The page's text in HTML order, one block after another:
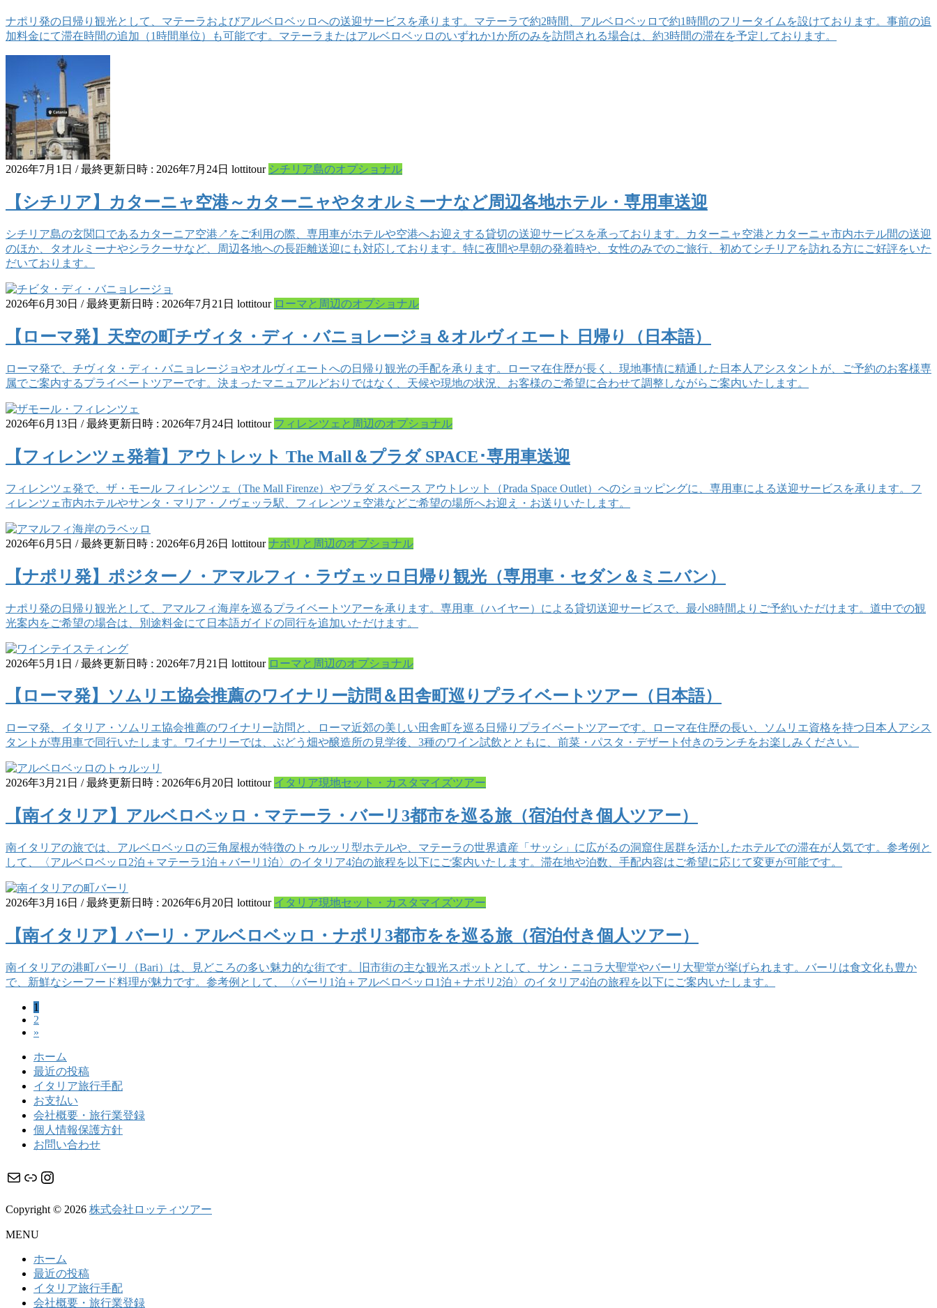
ナポリ発の日帰り観光として、マテーラおよびアルベロベッロへの送迎サービスを承ります。マテーラで約2時間、アルベロベッロで約1時間のフリータイムを設けております。事前の追
加料金にて滞在時間の追加（1時間単位）も可能です。マテーラまたはアルベロベッロのいずれか1か所のみを訪問される場合は、約3時間の滞在を予定しております。
2026年7月1日 / 最終更新日時 : 2026年7月24日 lottitour シチリア島のオプショナル
【シチリア】カターニャ空港～カターニャやタオルミーナなど周辺各地ホテル・専用車送迎
シチリア島の玄関口であるカターニア空港↗をご利用の際、専用車がホテルや空港へお迎えする貸切の送迎サービスを承っております。カターニャ空港とカターニャ市内ホテル間の送迎
のほか、タオルミーナやシラクーサなど、周辺各地への長距離送迎にも対応しております。特に夜間や早朝の発着時や、女性のみでのご旅行、初めてシチリアを訪れる方にご好評をいた
だいております。
2026年6月30日 / 最終更新日時 : 2026年7月21日 lottitour ローマと周辺のオプショナル
【ローマ発】天空の町チヴィタ・ディ・バニョレージョ＆オルヴィエート 日帰り（日本語）
ローマ発で、チヴィタ・ディ・バニョレージョやオルヴィエートへの日帰り観光の手配を承ります。ローマ在住歴が長く、現地事情に精通した日本人アシスタントが、ご予約のお客様専
属でご案内するプライベートツアーです。決まったマニュアルどおりではなく、天候や現地の状況、お客様のご希望に合わせて調整しながらご案内いたします。
2026年6月13日 / 最終更新日時 : 2026年7月24日 lottitour フィレンツェと周辺のオプショナル
【フィレンツェ発着】アウトレット The Mall＆プラダ SPACE･専用車送迎
フィレンツェ発で、ザ・モール フィレンツェ（The Mall Firenze）やプラダ スペース アウトレット（Prada Space Outlet）へのショッピングに、専用車による送迎サービスを承ります。フ
ィレンツェ市内ホテルやサンタ・マリア・ノヴェッラ駅、フィレンツェ空港などご希望の場所へお迎え・お送りいたします。
2026年6月5日 / 最終更新日時 : 2026年6月26日 lottitour ナポリと周辺のオプショナル
【ナポリ発】ポジターノ・アマルフィ・ラヴェッロ日帰り観光（専用車・セダン＆ミニバン）
ナポリ発の日帰り観光として、アマルフィ海岸を巡るプライベートツアーを承ります。専用車（ハイヤー）による貸切送迎サービスで、最小8時間よりご予約いただけます。道中での観
光案内をご希望の場合は、別途料金にて日本語ガイドの同行を追加いただけます。
2026年5月1日 / 最終更新日時 : 2026年7月21日 lottitour ローマと周辺のオプショナル
【ローマ発】ソムリエ協会推薦のワイナリー訪問＆田舎町巡りプライベートツアー（日本語）
ローマ発、イタリア・ソムリエ協会推薦のワイナリー訪問と、ローマ近郊の美しい田舎町を巡る日帰りプライベートツアーです。ローマ在住歴の長い、ソムリエ資格を持つ日本人アシス
タントが専用車で同行いたします。ワイナリーでは、ぶどう畑や醸造所の見学後、3種のワイン試飲とともに、前菜・パスタ・デザート付きのランチをお楽しみください。
2026年3月21日 / 最終更新日時 : 2026年6月20日 lottitour イタリア現地セット・カスタマイズツアー
【南イタリア】アルベロベッロ・マテーラ・バーリ3都市を巡る旅（宿泊付き個人ツアー）
南イタリアの旅では、アルベロベッロの三角屋根が特徴のトゥルッリ型ホテルや、マテーラの世界遺産「サッシ」に広がるの洞窟住居群を活かしたホテルでの滞在が人気です。参考例と
して、〈アルベロベッロ2泊＋マテーラ1泊＋バーリ1泊〉のイタリア4泊の旅程を以下にご案内いたします。滞在地や泊数、手配内容はご希望に応じて変更が可能です。
2026年3月16日 / 最終更新日時 : 2026年6月20日 lottitour イタリア現地セット・カスタマイズツアー
【南イタリア】バーリ・アルベロベッロ・ナポリ3都市をを巡る旅（宿泊付き個人ツアー）
南イタリアの港町バーリ（Bari）は、見どころの多い魅力的な街です。旧市街の主な観光スポットとして、サン・ニコラ大聖堂やバーリ大聖堂が挙げられます。バーリは食文化も豊か
で、新鮮なシーフード料理が魅力です。参考例として、〈バーリ1泊＋アルベロベッロ1泊＋ナポリ2泊〉のイタリア4泊の旅程を以下にご案内いたします。
固
定
ペ
ー
ジ
1
固
定
ー
ジ
2
»
ホーム
最近の投稿
イタリア旅行手配
お支払い
会社概要・旅行業登録
個人情報保護方針
お問い合わせ
メール リンク Instagram
Copyright © 2026 株式会社ロッティツアー
MENU
ホーム
最近の投稿
イタリア旅行手配
会社概要・旅行業登録